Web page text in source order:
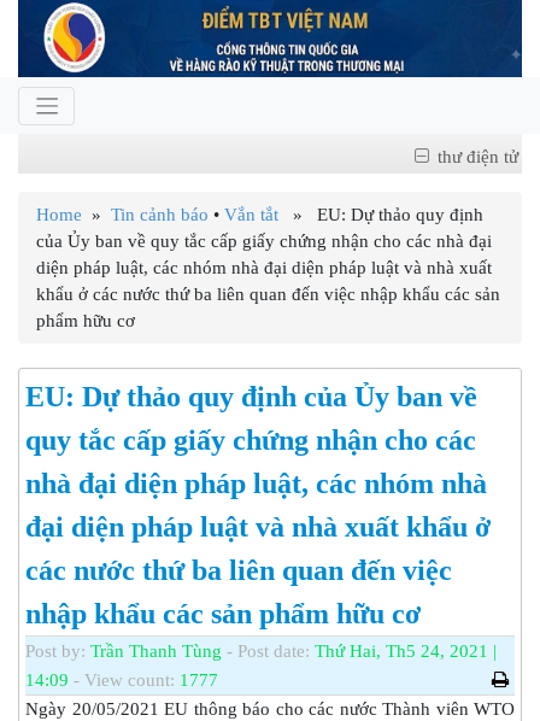
thư điện tử
Home » Tin cảnh báo • Vắn tắt » EU: Dự thảo quy định
của Ủy ban về quy tắc cấp giấy chứng nhận cho các nhà đại
diện pháp luật, các nhóm nhà đại diện pháp luật và nhà xuất
khẩu ở các nước thứ ba liên quan đến việc nhập khẩu các sản
phẩm hữu cơ
EU: Dự thảo quy định của Ủy ban về
quy tắc cấp giấy chứng nhận cho các
nhà đại diện pháp luật, các nhóm nhà
đại diện pháp luật và nhà xuất khẩu ở
các nước thứ ba liên quan đến việc
nhập khẩu các sản phẩm hữu cơ
Post by: Trần Thanh Tùng - Post date: Thứ Hai, Th5 24, 2021 |
14:09 - View count: 1777
Ngày 20/05/2021 EU thông báo cho các nước Thành viên WTO